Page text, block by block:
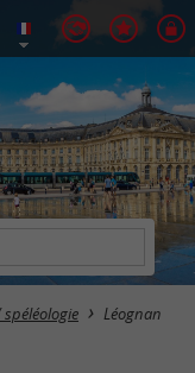
Léognan